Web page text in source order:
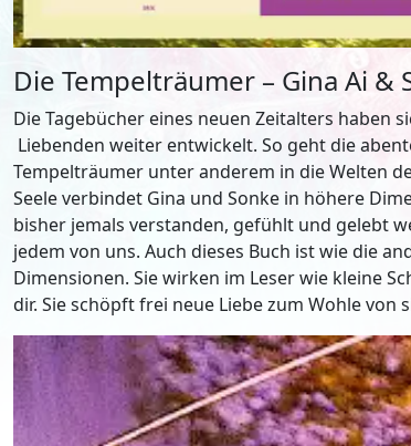
Die Tempelträumer – Gina Ai &
Die Tagebücher eines neuen Zeitalters haben
Liebenden weiter entwickelt. So geht die
Tempelträumer unter anderem in die Welten
Seele verbindet Gina und Sonke in höhere
bisher jemals verstanden, gefühlt und gelebt
jedem von uns. Auch dieses Buch ist wie die
Dimensionen. Sie wirken im Leser wie kleine
dir. Sie schöpft frei neue Liebe zum Wohle von